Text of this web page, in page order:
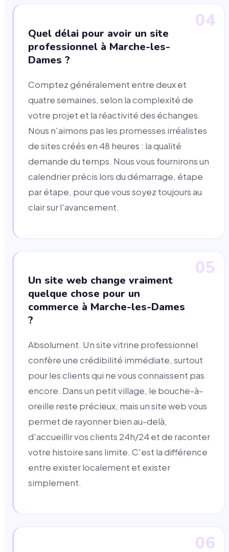
04
Quel délai pour avoir un site
professionnel à Marche-les-
Dames ?
Comptez généralement entre deux et
quatre semaines, selon la complexité de
votre projet et la réactivité des échanges.
Nous n'aimons pas les promesses irréalistes
de sites créés en 48 heures : la qualité
demande du temps. Nous vous fournirons un
calendrier précis lors du démarrage, étape
par étape, pour que vous soyez toujours au
clair sur l'avancement.
05
Un site web change vraiment
quelque chose pour un
commerce à Marche-les-Dames
?
Absolument. Un site vitrine professionnel
confère une crédibilité immédiate, surtout
pour les clients qui ne vous connaissent pas
encore. Dans un petit village, le bouche-à-
oreille reste précieux, mais un site web vous
permet de rayonner bien au-delà,
d'accueillir vos clients 24h/24 et de raconter
votre histoire sans limite. C'est la différence
entre exister localement et exister
simplement.
06